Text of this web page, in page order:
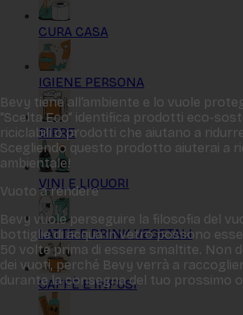
CURA CASA
IGIENE PERSONA
BIRRE
VINI E LIQUORI
LATTE E DRINK VEGETALI
CAFFÈ E INFUSI
Bevy tiene all‘ambiente e lo vuole
“Scelta Eco“ identifica prodotti eco-
riciclabili o prodotti che aiutano a
Scegliendo questo prodotto aiuterai a
ambientale!
Vuoto a rendere
Bevy vuole perseguire la filosofia del
bottiglie di acqua in vetro possono
50 volte prima di essere smaltite. Non
dei vuoti, perché Bevy verrà a
durante la consegna del tuo prossimo